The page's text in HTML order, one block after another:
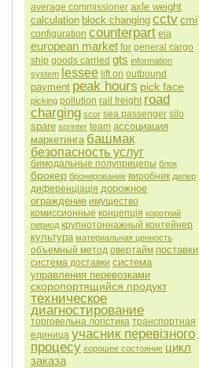
average commissioner axle weight
calculation block changing cctvcmi
configuration counterpart eia
european market for general cargo
ship goods carried gts information
system lessee lift on outbound
payment peak hours pick face
picking pollution rail freight road
charging scor sea passenger silo
spare sprinter team ассоциация
маркетинга башмак
безопасность услуг
бимодальные полуприцепы блок
брокер бронирование виробник дилер
диференціація дорожное
ограждение имущество
комиссионные концепція короткий
период крупнотоннажный контейнер
культура материальная ценность
объемный метод овертайм поставки
система доставки система
управления перевозками
скоропортящийся продукт
техническое
диагностирование
торговельна логістика транспортная
единица учасник перевізного
процесу хорошее состояние цикл
заказа